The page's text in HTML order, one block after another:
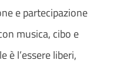
e partecipazione
musica, cibo e
è l’essere liberi,